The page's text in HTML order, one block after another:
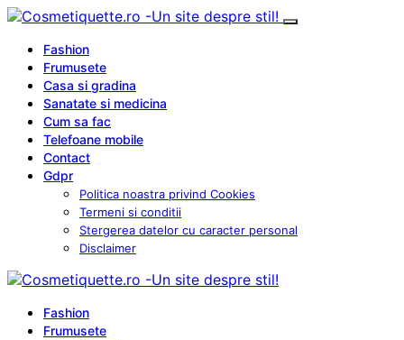
Fashion
Frumusete
Casa si gradina
Sanatate si medicina
Cum sa fac
Telefoane mobile
Contact
Gdpr
Politica noastra privind Cookies
Termeni si conditii
Stergerea datelor cu caracter personal
Disclaimer
Fashion
Frumusete